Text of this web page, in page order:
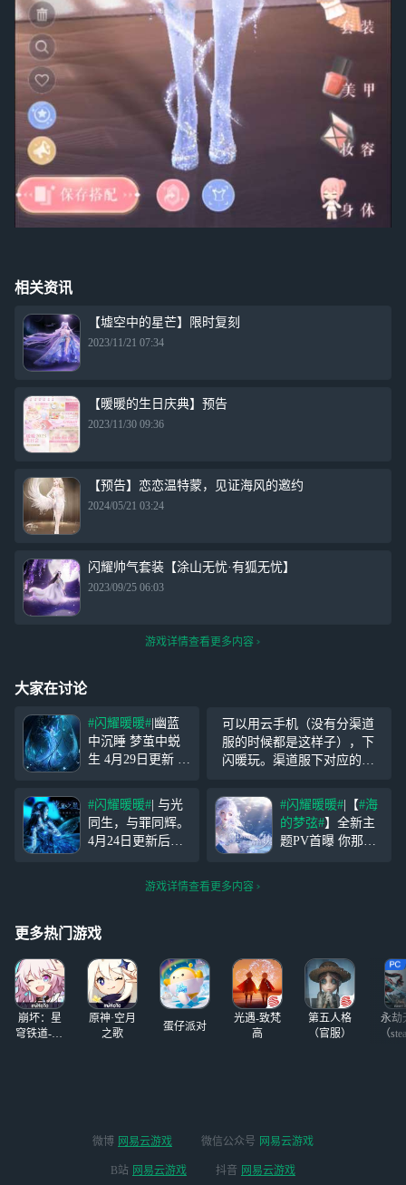
相关资讯
【墟空中的星芒】限时复刻
2023/11/21 07:34
【暖暖的生日庆典】预告
2023/11/30 09:36
【预告】恋恋温特蒙，见证海风的邀约
2024/05/21 03:24
闪耀帅气套装【涂山无忧·有狐无忧】
2023/09/25 06:03
游戏详情查看更多内容
大家在讨论
#闪耀暖暖# |幽蓝
中沉睡 梦茧中蜕
生 4月29日更新 生
么？ 直到蛛丽叶
的闯入打破了谎言
编织的茧，伊凡琴
才终于意识到，
那些让它想要写诗
一次看见梦中的
可以用云手机（没有分渠道
服的时候都是这样子），下
闪暖玩。渠道服下对应的软
用宝服要下应用宝和QQ/微
信，十分钟左右就可以玩
了。记得先看广告，把时长
拿完。
#闪耀暖暖#
同生，与罪同辉。
4月24日更新后，
题活动即将开启！
套装完整效果展示
光球飞行轨迹切
花纹发光、连衣裙
长短分组调节
#闪耀暖暖# |【#海
的梦弦#】全新主
题PV首曝 你那名
的、斑斓的水波纹
摇曳，海底寂静无
声。 月
游戏详情查看更多内容
更多热门游戏
崩坏：星
穹铁道-4.4
原神·空月
之歌
蛋仔派对
光遇-致梵
高
第五人格
（官服）
永劫
（
微博 网易云游戏 微信公众号 网易云游戏
B站 网易云游戏 抖音 网易云游戏